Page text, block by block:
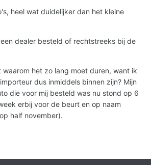
heel wat duidelijker dan het kleine
dealer besteld of rechtstreeks bij de
waarom het zo lang moet duren, want ik
dus inmiddels binnen zijn? Mijn
die voor mij besteld was nu stond op 6
erbij voor de beurt en op naam
half november).